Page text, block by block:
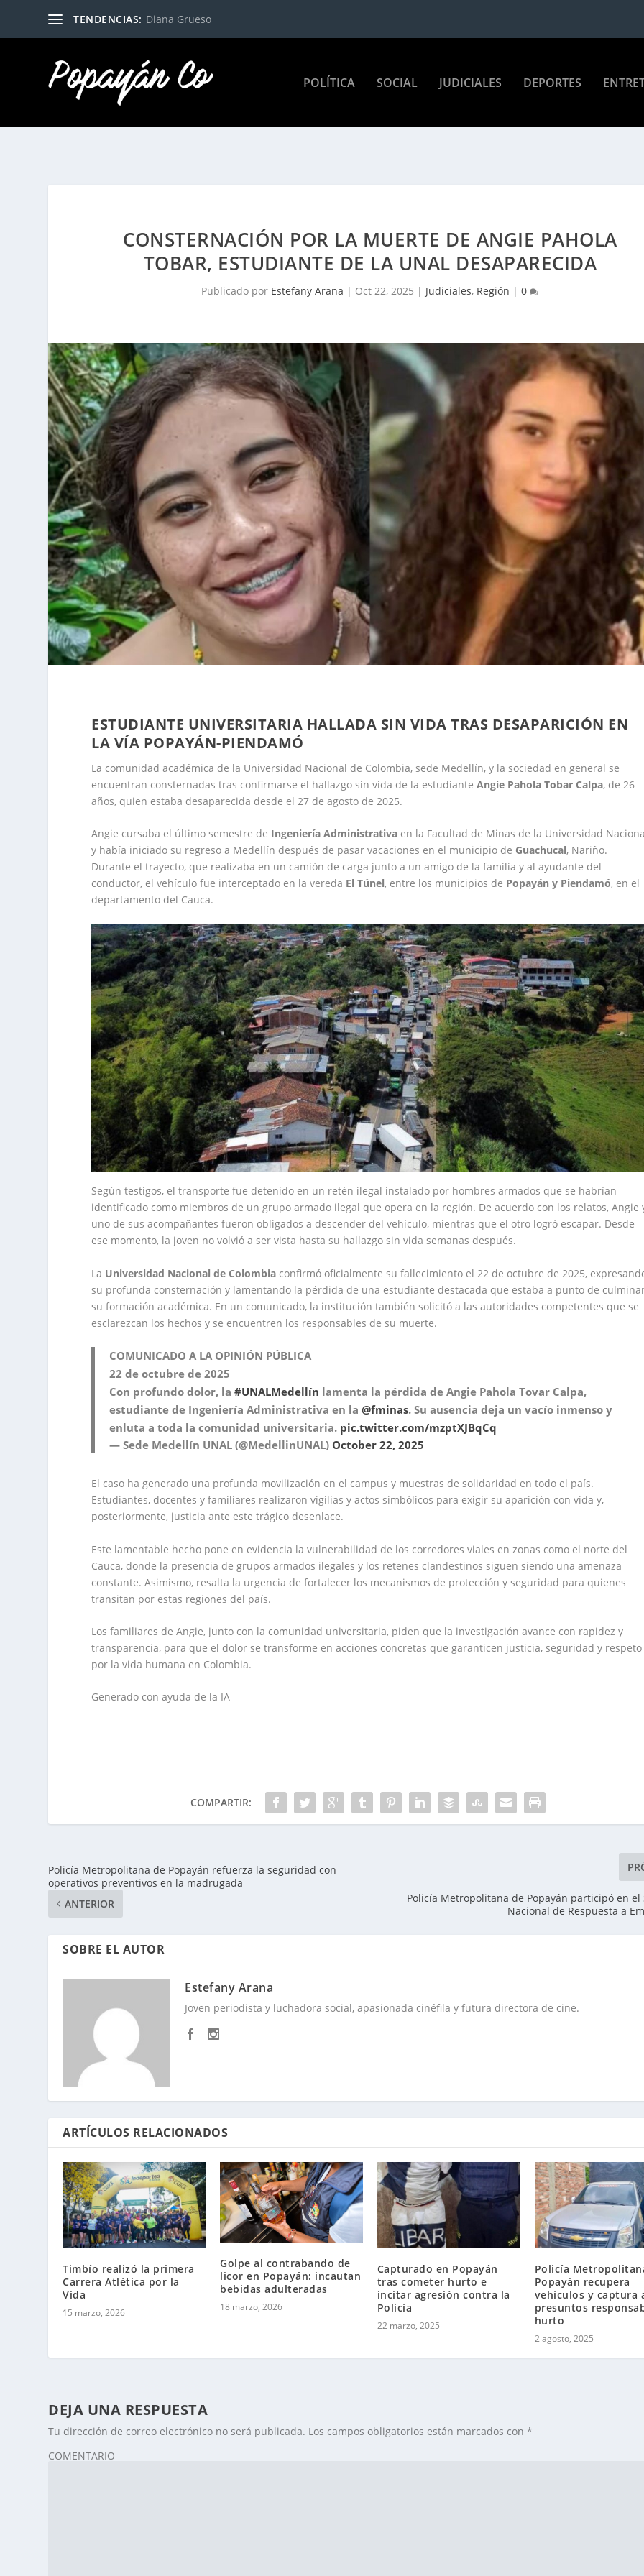
TENDENCIAS: Diana Grueso
POLÍTICA SOCIAL JUDICIALES DEPORTES
CONSTERNACIÓN POR LA MUERTE DE ANGIE PAHOLA
TOBAR, ESTUDIANTE DE LA UNAL DESAPARECIDA
Publicado por Estefany Arana | Oct 22, 2025 | Judiciales, Región |0
ESTUDIANTE UNIVERSITARIA HALLADA SIN VIDA TRAS DESAPARICIÓN EN
LA VÍA POPAYÁN-PIENDAMÓ
La comunidad académica de la Universidad Nacional de Colombia, sede Medellín, y la sociedad en general se
encuentran consternadas tras confirmarse el hallazgo sin vida de la estudianteAngie Pahola Tobar Calpa, de 26
años, quien estaba desaparecida desde el 27 de agosto de 2025.
Angie cursaba el último semestre de Ingeniería Administrativa en la Facultad de Minas de la Universidad
y había iniciado su regreso a Medellín después de pasar vacaciones en el municipio de Guachucal, Nariño.
Durante el trayecto, que realizaba en un camión de carga junto a un amigo de la familia y al ayudante del
conductor, el vehículo fue interceptado en la vereda El Túnel, entre los municipios de Popayán y Piendamó, en el
departamento del Cauca.
Según testigos, el transporte fue detenido en un retén ilegal instalado por hombres armados que se habrían
identificado como miembros de un grupo armado ilegal que opera en la región. De acuerdo con los relatos, Angie
uno de sus acompañantes fueron obligados a descender del vehículo, mientras que el otro logró escapar. Desde
ese momento, la joven no volvió a ser vista hasta su hallazgo sin vida semanas después.
La Universidad Nacional de Colombia confirmó oficialmente su fallecimiento el 22 de octubre de 2025,
su profunda consternación y lamentando la pérdida de una estudiante destacada que estaba a punto de
su formación académica. En un comunicado, la institución también solicitó a las autoridades competentes que se
esclarezcan los hechos y se encuentren los responsables de su muerte.
COMUNICADO A LA OPINIÓN PÚBLICA
22 de octubre de 2025
Con profundo dolor, la#UNALMedellín lamenta la pérdida de Angie Pahola Tovar Calpa,
estudiante de Ingeniería Administrativa en la@fminas. Su ausencia deja un vacío inmenso y
enluta a toda la comunidad universitaria. pic.twitter.com/mzptXJBqCq
— Sede Medellín UNAL (@MedellinUNAL) October 22, 2025
El caso ha generado una profunda movilización en el campus y muestras de solidaridad en todo el país.
Estudiantes, docentes y familiares realizaron vigilias y actos simbólicos para exigir su aparición con vida y,
posteriormente, justicia ante este trágico desenlace.
Este lamentable hecho pone en evidencia la vulnerabilidad de los corredores viales en zonas como el norte del
Cauca, donde la presencia de grupos armados ilegales y los retenes clandestinos siguen siendo una amenaza
constante. Asimismo, resalta la urgencia de fortalecer los mecanismos de protección y seguridad para quienes
transitan por estas regiones del país.
Los familiares de Angie, junto con la comunidad universitaria, piden que la investigación avance con rapidez y
transparencia, para que el dolor se transforme en acciones concretas que garanticen justicia, seguridad y respeto
por la vida humana en Colombia.
Generado con ayuda de la IA
COMPARTIR:
Policía Metropolitana de Popayán refuerza la seguridad con
operativos preventivos en la madrugada
ANTERIOR
Policía Metropolitana de Popayán participó en el
Nacional de Respuesta a
SOBRE EL AUTOR
Estefany Arana
Joven periodista y luchadora social, apasionada cinéfila y futura directora de cine.
ARTÍCULOS RELACIONADOS
Timbío realizó la primera
Carrera Atlética por la
Vida
15 marzo, 2026
Golpe al contrabando de
licor en Popayán: incautan
bebidas adulteradas
18 marzo, 2026
Capturado en Popayán
tras cometer hurto e
incitar agresión contra la
Policía
22 marzo, 2025
Policía
Popayán recupera
vehículos y captura
presuntos
hurto
2 agosto, 2025
DEJA UNA RESPUESTA
Tu dirección de correo electrónico no será publicada. Los campos obligatorios están marcados con*
COMENTARIO